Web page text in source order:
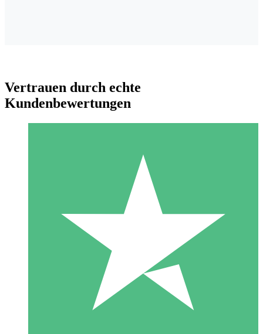
Individuelle Credit-Pakete
Zahlen Sie nach Bedarf mit Download-Credits. Keine
monatliche Verpflichtung erforderlich.
10 00
Vertrauen durch echte
Kundenbewertungen